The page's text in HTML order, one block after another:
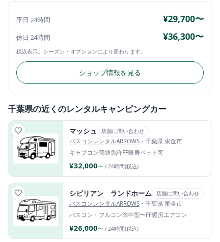
平日 24時間 ¥29,700〜
休日 24時間 ¥36,300〜
税込表示。シーズン・オプションにより変わります。
ショップ情報を見る
千葉県の近くのレンタルキャンピングカー
マッシュ 店舗に問い合わせ
バスコンレンタルARROWS ・千葉県 東金市
キャブコン普通免許FF暖房ペット可
¥32,000〜 / 24時間(税込)
シビリアン ランドホーム 店舗に問い合わせ
バスコンレンタルARROWS ・千葉県 東金市
バスコン・フルコン準中型〜FF暖房エアコン
¥26,000〜 / 24時間(税込)